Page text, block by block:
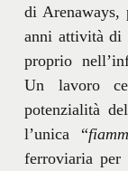
di Arenaways,
anni attività di
proprio
Un lavoro
potenzialità
l’unica “
ferroviaria